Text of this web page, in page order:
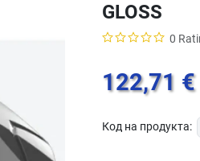
GLOSS
0
122,71 €
Код на продукта: